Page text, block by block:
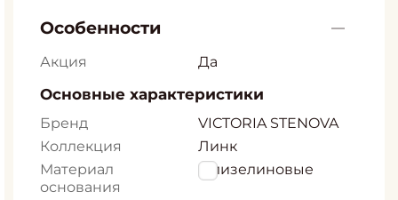
Особенности
Акция Да
Основные характеристики
Бренд
VICTORIA STENOVA
Коллекция
Линк
Материал
основания
Флизелиновые